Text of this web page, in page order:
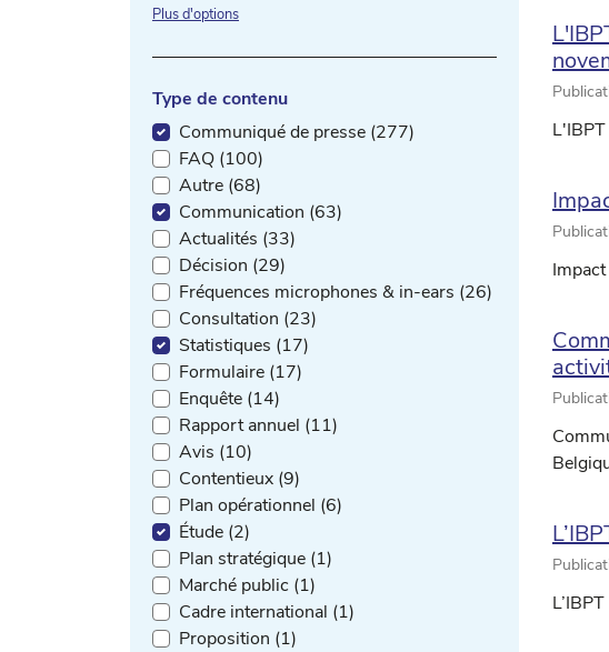
Plus d'options
Type de contenu
Communiqué de presse (277)
FAQ (100)
Autre (68)
Communication (63)
Actualités (33)
Décision (29)
Fréquences microphones & in-ears (26)
Consultation (23)
Statistiques (17)
Formulaire (17)
Enquête (14)
Rapport annuel (11)
Avis (10)
Contentieux (9)
Plan opérationnel (6)
Étude (2)
Plan stratégique (1)
Marché public (1)
Cadre international (1)
Proposition (1)